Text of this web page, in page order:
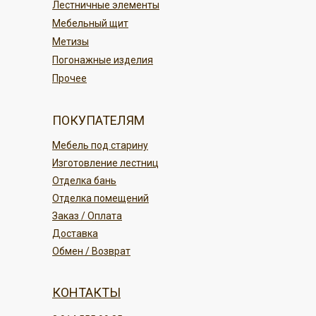
ПОДРОБНЕЕ
Отделка бань
Изготовление лестниц
Мебель под старину
ПОКУПАТЕЛЯМ
Прочее
Метизы
Погонажные изделия
Мебельный щит
Лестничные элементы
КОНТАКТЫ
Обмен / Возврат
Отделка помещений
Заказ / Оплата
Доставка